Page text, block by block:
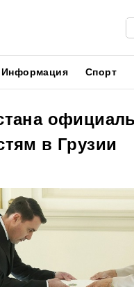
Информация Спорт
в Грузии